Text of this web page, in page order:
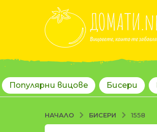
Популярни вицове Бисери
НАЧАЛО БИСЕРИ 1558